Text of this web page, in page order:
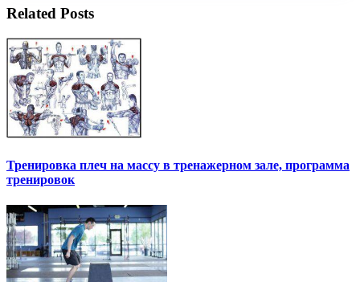
Related Posts
Тренировка плеч на массу в тренажерном зале, программа
тренировок